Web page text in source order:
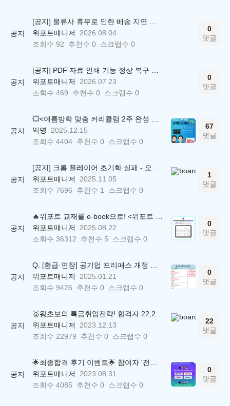
공지
위포트매니저
2026.08.04
조회수 92 추천수 0 스크랩수 0
0
댓글
공지
위포트매니저
2026.07.23
조회수 469 추천수 0 스크랩수 0
0
댓글
공지
익명
2025.12.15
조회수 4404 추천수 0 스크랩수 0
67
댓글
공지
위포트매니저
2025.11.05
조회수 7696 추천수 1 스크랩수 0
1
댓글
공지
위포트매니저
2025.08.22
조회수 36312 추천수 5 스크랩수 0
0
댓글
공지
위포트매니저
2025.01.21
조회수 9426 추천수 0 스크랩수 0
0
댓글
공지
위포트매니저
2023.12.13
조회수 22979 추천수 0 스크랩수 0
22
댓글
공지
위포트매니저
2023.08.31
조회수 4085 추천수 0 스크랩수 0
0
댓글